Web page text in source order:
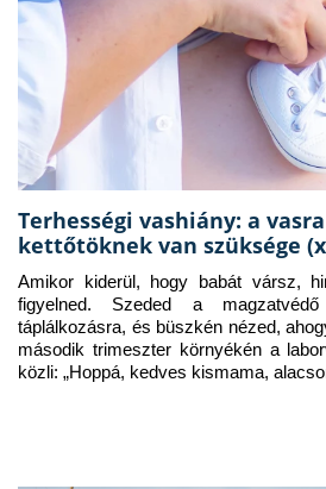
Terhességi vashiány: a
kettőtöknek van szüksége
Amikor kiderül, hogy babát vársz,
figyelned. Szeded a
táplálkozásra, és büszkén nézed,
második trimeszter környékén a
közli: „Hoppá, kedves kismama,